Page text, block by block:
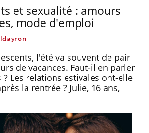
et sexualité : amours
mode d'emploi
l'été va souvent de pair
de vacances. Faut-il en parler
? Les relations estivales ont-elle
la rentrée ? Julie, 16 ans,